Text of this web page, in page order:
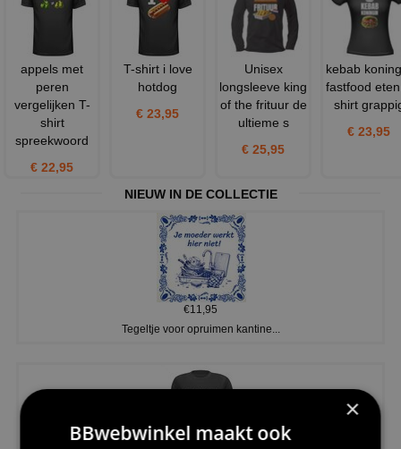
appels met
peren
vergelijken T-
shirt
spreekwoord
€ 22,95
T-shirt i love
hotdog
€ 23,95
Unisex
longsleeve king
of the frituur de
ultieme s
€ 25,95
kebab
fastfood
shirt
€ 23,95
NIEUW IN DE COLLECTIE
€11,95
Tegeltje voor opruimen kantine...
×
BBwebwinkel maakt ook